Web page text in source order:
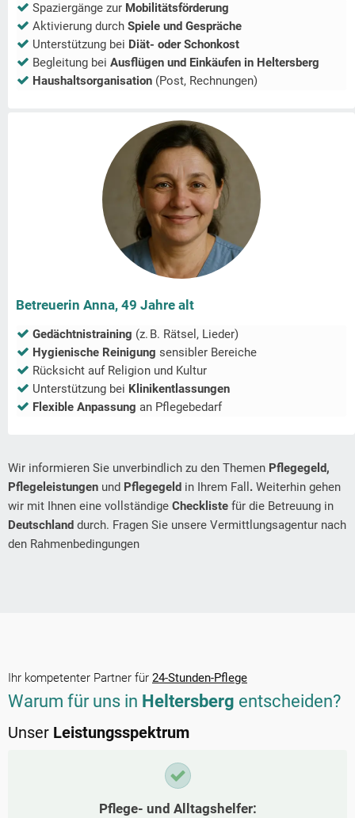
Spaziergänge zur Mobilitätsförderung
Aktivierung durch Spiele und Gespräche
Unterstützung bei Diät- oder Schonkost
Begleitung bei Ausflügen und Einkäufen in Heltersberg
Haushaltsorganisation (Post, Rechnungen)
Betreuerin Anna, 49 Jahre alt
Gedächtnistraining (z. B. Rätsel, Lieder)
Hygienische Reinigung sensibler Bereiche
Rücksicht auf Religion und Kultur
Unterstützung bei Klinikentlassungen
Flexible Anpassung an Pflegebedarf
Wir informieren Sie unverbindlich zu den Themen Pflegegeld,
Pflegeleistungen und Pflegegeld in Ihrem Fall . Weiterhin gehen
wir mit Ihnen eine vollständige Checkliste für die Betreuung in
Deutschland durch. Fragen Sie unsere Vermittlungsagentur nach
den Rahmenbedingungen
Ihr kompetenter Partner für 24-Stunden-Pflege
Warum für uns in Heltersberg entscheiden?
Unser Leistungsspektrum
Pflege- und Alltagshelfer: